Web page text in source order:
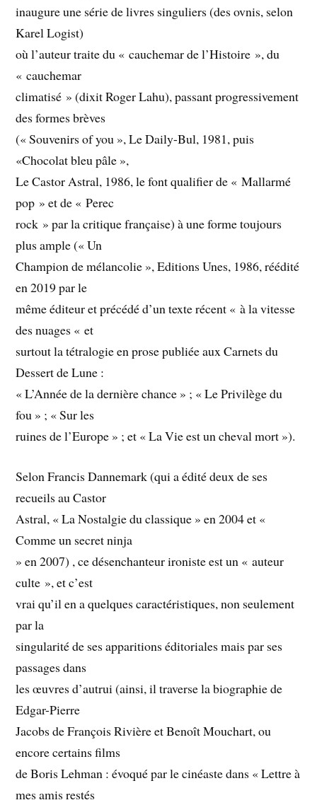
inaugure une série de livres singuliers (des ovnis, selon
Karel Logist)
où l’auteur traite du « cauchemar de l’Histoire », du
« cauchemar
climatisé » (dixit Roger Lahu), passant progressivement
des formes brèves
(« Souvenirs of you », Le Daily-Bul, 1981, puis
«Chocolat bleu pâle »,
Le Castor Astral, 1986, le font qualifier de « Mallarmé
pop » et de « Perec
rock » par la critique française) à une forme toujours
plus ample (« Un
Champion de mélancolie », Editions Unes, 1986, réédité
en 2019 par le
même éditeur et précédé d’un texte récent « à la vitesse
des nuages « et
surtout la tétralogie en prose publiée aux Carnets du
Dessert de Lune :
« L’Année de la dernière chance » ; « Le Privilège du
fou » ; « Sur les
ruines de l’Europe » ; et « La Vie est un cheval mort »).
Selon Francis Dannemark (qui a édité deux de ses
recueils au Castor
Astral, « La Nostalgie du classique » en 2004 et «
Comme un secret ninja
» en 2007) , ce désenchanteur ironiste est un « auteur
culte », et c’est
vrai qu’il en a quelques caractéristiques, non seulement
par la
singularité de ses apparitions éditoriales mais par ses
passages dans
les œuvres d’autrui (ainsi, il traverse la biographie de
Edgar-Pierre
Jacobs de François Rivière et Benoît Mouchart, ou
encore certains films
de Boris Lehman : évoqué par le cinéaste dans « Lettre à
mes amis restés